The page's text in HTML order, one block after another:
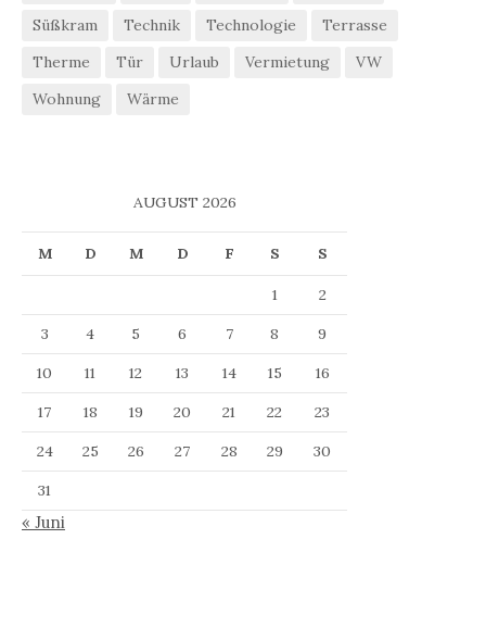
Süßkram
Technik Technologie
Terrasse
Therme
Tür Urlaub Vermietung
VW
Wohnung
Wärme
AUGUST 2026
M D M D F S S
1
2
3
4 5 6 7 8
9
10
11 12 13 14 15
16
17
18 19 20 21 22
23
24
25 26 27 28 29
30
31
« Juni